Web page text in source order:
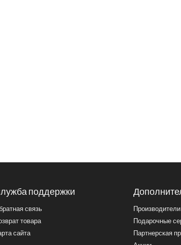
поддержки
связь
товара
сайта
Производители
Подарочные
Партнерская